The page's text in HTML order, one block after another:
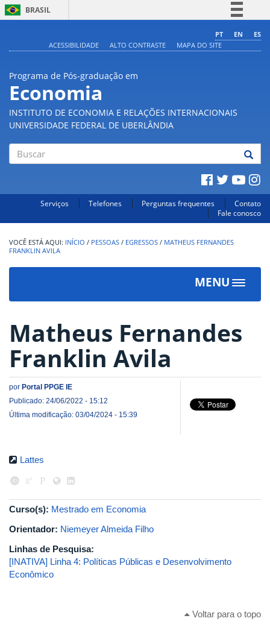
BRASIL
Comunica BR
PT EN
ES
ACESSIBILIDADE
ALTO CONTRASTE MAPA DO SITE
Programa de Pós-graduação em
Economia
INSTITUTO DE ECONOMIA E RELAÇÕES INTERNACIONAIS
UNIVERSIDADE FEDERAL DE UBERLÂNDIA
Serviços Telefones Perguntas frequentes
Contato
Fale conosco
INÍCIO / PESSOAS / EGRESSOS / MATHEUS FERNANDES
FRANKLIN AVILA
MENU
Toggle
Matheus Fernandes
Franklin Avila
por Portal PPGE IE
Publicado: 24/06/2022 - 15:12
Última modificação: 03/04/2024 - 15:39
Lattes
Curso(s): Mestrado em Economia
Orientador: Niemeyer Almeida Filho
Linhas de Pesquisa:
[INATIVA] Linha 4: Políticas Públicas e Desenvolvimento
Econômico
Voltar para o topo